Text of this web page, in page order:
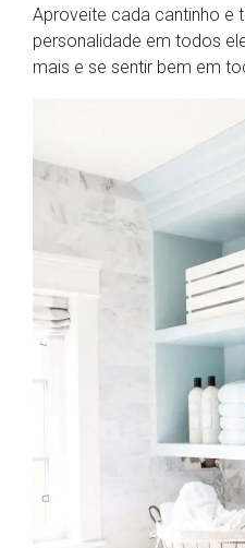
Aproveite cada cantinho e
personalidade em todos
mais e se sentir bem em